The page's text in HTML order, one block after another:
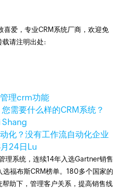
喜爱，专业CRM系统厂商，欢迎免
载请注明出处:
理crm功能
需要什么样的CRM系统？
Shang
化？没有工作流自动化企业
24日 Lu
理系统，连续14年入选Gartner销售
选福布斯CRM榜单。180多个国家的
助下，管理客户关系，提高销售线